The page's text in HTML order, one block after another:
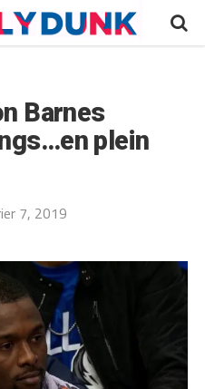
Barnes
plein
7, 2019